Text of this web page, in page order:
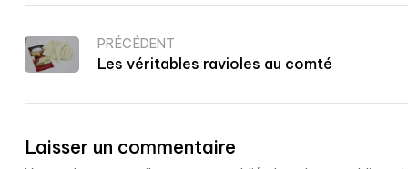
PRÉCÉDENT
Les véritables ravioles au comté
Laisser un commentaire